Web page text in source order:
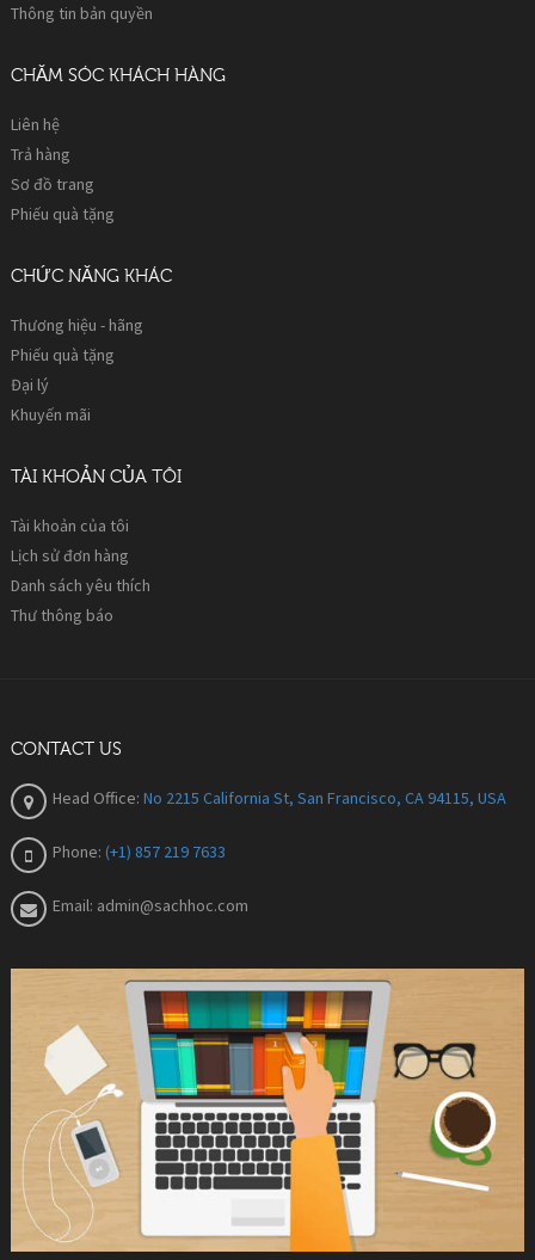
Thông tin bản quyền
CHĂM SÓC KHÁCH HÀNG
Liên hệ
Trả hàng
Sơ đồ trang
Phiếu quà tặng
CHỨC NĂNG KHÁC
Thương hiệu - hãng
Phiếu quà tặng
Đại lý
Khuyến mãi
TÀI KHOẢN CỦA TÔI
Tài khoản của tôi
Lịch sử đơn hàng
Danh sách yêu thích
Thư thông báo
CONTACT US
Head Office: No 2215 California St, San Francisco, CA 94115, USA
Phone: (+1) 857 219 7633
Email: admin@sachhoc.com